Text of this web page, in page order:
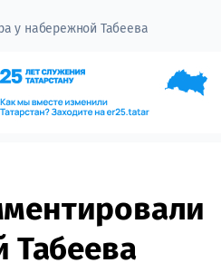
у набережной Табеева
Табеева